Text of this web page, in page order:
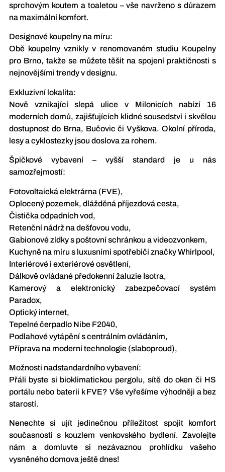
sprchovým koutem a toaletou – vše navrženo s důrazem
na maximální komfort.
Designové koupelny na míru:
Obě koupelny vznikly v renomovaném studiu Koupelny
pro Brno, takže se můžete těšit na spojení praktičnosti s
nejnovějšími trendy v designu.
Exkluzivní lokalita:
Nově vznikající slepá ulice v Milonicích nabízí 16
moderních domů, zajišťujících klidné sousedství i skvělou
dostupnost do Brna, Bučovic či Vyškova. Okolní příroda,
lesy a cyklostezky jsou doslova za rohem.
Špičkové vybavení – vyšší standard je u nás
samozřejmostí:
Fotovoltaická elektrárna (FVE),
Oplocený pozemek, dlážděná příjezdová cesta,
Čistička odpadních vod,
Retenční nádrž na dešťovou vodu,
Gabionové zídky s poštovní schránkou a videozvonkem,
Kuchyně na míru s luxusními spotřebiči značky Whirlpool,
Interiérové i exteriérové osvětlení,
Dálkově ovládané předokenní žaluzie Isotra,
Kamerový a elektronický zabezpečovací systém
Paradox,
Optický internet,
Tepelné čerpadlo Nibe F2040,
Podlahové vytápění s centrálním ovládáním,
Příprava na moderní technologie (slaboproud),
Možnosti nadstandardního vybavení:
Přáli byste si bioklimatickou pergolu, sítě do oken či HS
portálu nebo baterii k FVE? Vše vyřešíme výhodněji a bez
starostí.
Nenechte si ujít jedinečnou příležitost spojit komfort
současnosti s kouzlem venkovského bydlení. Zavolejte
nám a domluvte si nezávaznou prohlídku vašeho
vysněného domova ještě dnes!